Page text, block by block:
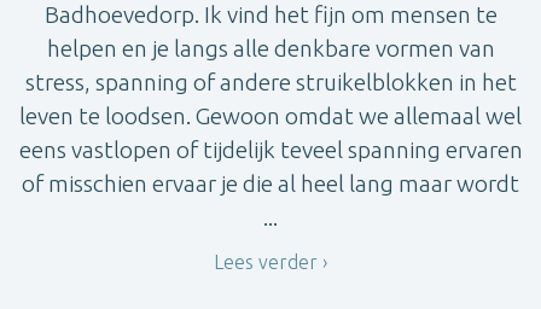
Badhoevedorp. Ik vind het fijn om mensen te
helpen en je langs alle denkbare vormen van
stress, spanning of andere struikelblokken in het
leven te loodsen. Gewoon omdat we allemaal wel
eens vastlopen of tijdelijk teveel spanning ervaren
of misschien ervaar je die al heel lang maar wordt
...
Lees verder